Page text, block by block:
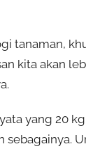
tanaman,
kita akan
yang 20